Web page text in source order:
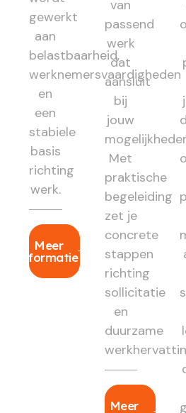
gewerkt
aan
belastbaarheid,
werknemersvaardigheden
en
een
stabiele
basis
richting
werk.
Meer
informatie
van
passend
werk
dat
aansluit
bij
jouw
Met
praktische
begeleiding
zet je
concrete
stappen
richting
sollicitatie
en
duurzame
Meer